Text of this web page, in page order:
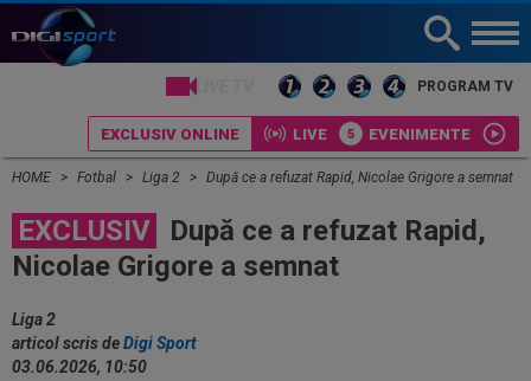
PROGRAM TV
EXCLUSIV ONLINE LIVE EVENIMENTE
HOME Fotbal Liga 2 După ce a refuzat Rapid, Nicolae Grigore a semnat
EXCLUSIV
După ce a refuzat Rapid,
Nicolae Grigore a semnat
Liga 2
articol scris deDigi Sport
03.06.2026, 10:50